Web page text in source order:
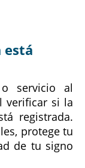
está
servicio al
verificar si la
registrada.
protege tu
de tu signo